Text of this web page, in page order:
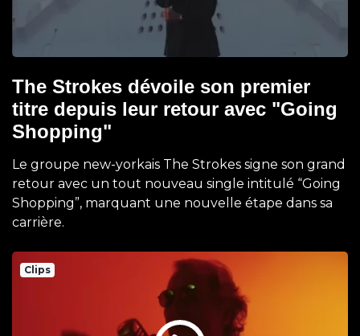
The Strokes dévoile son premier
titre depuis leur retour avec "Going
Shopping"
Le groupe new-yorkais The Strokes signe son grand
retour avec un tout nouveau single intitulé “Going
Shopping”, marquant une nouvelle étape dans sa
carrière.
Clips